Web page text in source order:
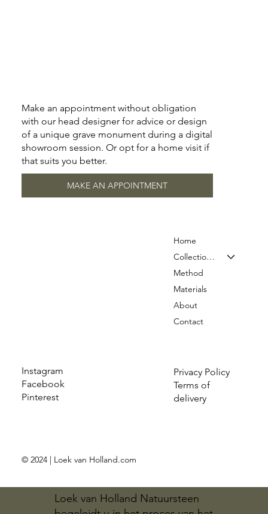
Loek van Holland Natuursteen
Instagram
Facebook
Pinterest
Privacy Policy
Terms of
delivery
Home
Collection & Prices
Method
Materials
About
Contact
© 2024 | Loek van Holland.com
Make an appointment without obligation
with our head designer for advice or design
of a unique grave monument during a digital
showroom session. Or opt for a home visit if
that suits you better.
MAKE AN APPOINTMENT